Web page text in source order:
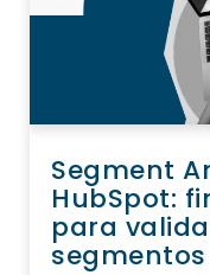
Segment
HubSpot:
para
segmentos